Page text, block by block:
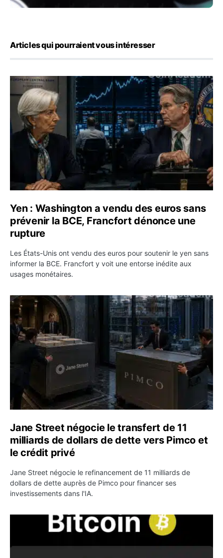
Articles qui pourraient vous intéresser
Yen : Washington a vendu des euros sans prévenir la
Yen : Washington a vendu des euros sans
prévenir la BCE, Francfort dénonce une
rupture
Les États-Unis ont vendu des euros pour soutenir le yen sans
informer la BCE. Francfort y voit une entorse inédite aux
usages monétaires.
Jane Street négocie le transfert de 11 milliards de
Jane Street négocie le transfert de 11
milliards de dollars de dette vers Pimco et
le crédit privé
Jane Street négocie le refinancement de 11 milliards de
dollars de dette auprès de Pimco pour financer ses
investissements dans l'IA.
Bitcoin stagne à 64 000 dollars pendant que les